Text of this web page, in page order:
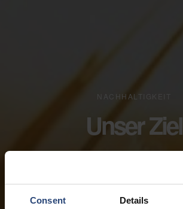
Consent Details
NACHHALTIGKEIT
Unser Ziel